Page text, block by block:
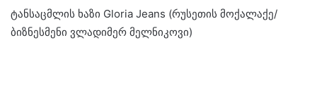
ტანსაცმლის ხაზი Gloria Jeans (რუსეთის მოქალაქე/
ბიზნესმენი ვლადიმერ მელნიკოვი)